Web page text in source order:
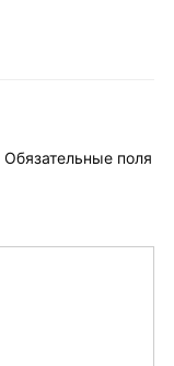
Обязательные поля